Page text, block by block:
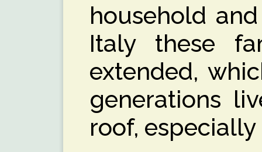
household
Italy these
extended,
generations
roof,